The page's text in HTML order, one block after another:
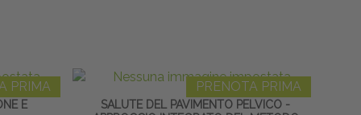
PRIMA
E
PRENOTA PRIMA
SALUTE DEL PAVIMENTO PELVICO -